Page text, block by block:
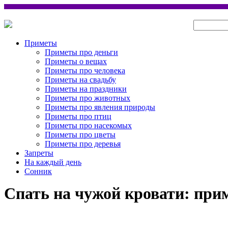
Приметы
Приметы про деньги
Приметы о вещах
Приметы про человека
Приметы на свадьбу
Приметы на праздники
Приметы про животных
Приметы про явления природы
Приметы про птиц
Приметы про насекомых
Приметы про цветы
Приметы про деревья
Запреты
На каждый день
Сонник
Спать на чужой кровати: